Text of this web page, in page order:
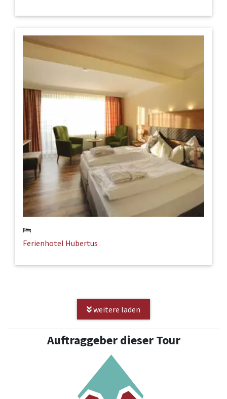
Ferienhotel Hubertus
weitere laden
Auftraggeber dieser Tour